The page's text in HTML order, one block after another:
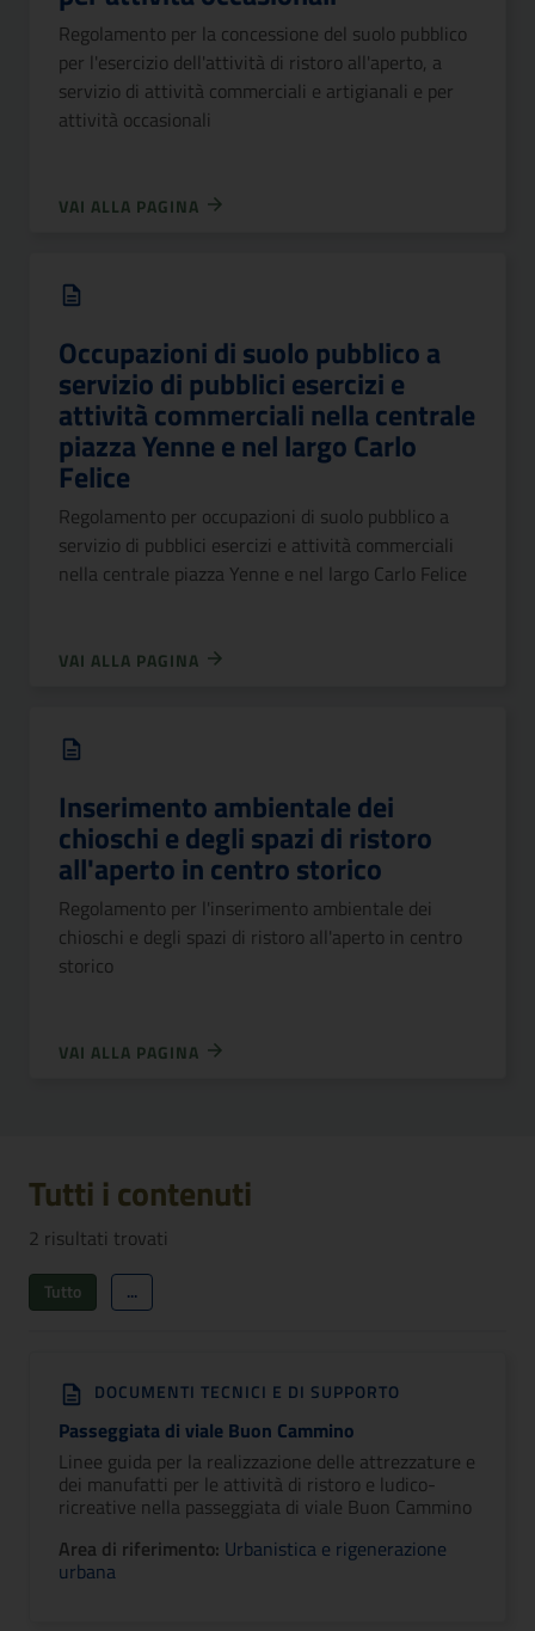
Regolamento per la concessione del suolo pubblico
per l'esercizio dell'attività di ristoro all'aperto, a
servizio di attività commerciali e artigianali e per
attività occasionali
VAI ALLA PAGINA
Occupazioni di suolo pubblico a
servizio di pubblici esercizi e
attività commerciali nella centrale
piazza Yenne e nel largo Carlo
Felice
Regolamento per occupazioni di suolo pubblico a
servizio di pubblici esercizi e attività commerciali
nella centrale piazza Yenne e nel largo Carlo Felice
VAI ALLA PAGINA
Inserimento ambientale dei
chioschi e degli spazi di ristoro
all'aperto in centro storico
Regolamento per l'inserimento ambientale dei
chioschi e degli spazi di ristoro all'aperto in centro
storico
VAI ALLA PAGINA
Tutti i contenuti
2 risultati trovati
Tutto ...
DOCUMENTI TECNICI E DI SUPPORTO
Passeggiata di viale Buon Cammino
Linee guida per la realizzazione delle attrezzature e
dei manufatti per le attività di ristoro e ludico-
ricreative nella passeggiata di viale Buon Cammino
Area di riferimento: Urbanistica e rigenerazione
urbana